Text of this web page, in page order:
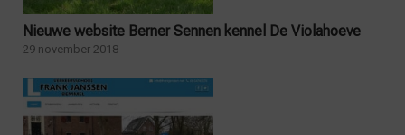
Nieuwe website Berner Sennen kennel De Violahoeve
29 november 2018